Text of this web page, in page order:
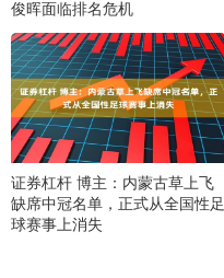
俊晖面临排名危机
证券杠杆 博主：内蒙古草上飞
缺席中冠名单，正式从全国性足
球赛事上消失